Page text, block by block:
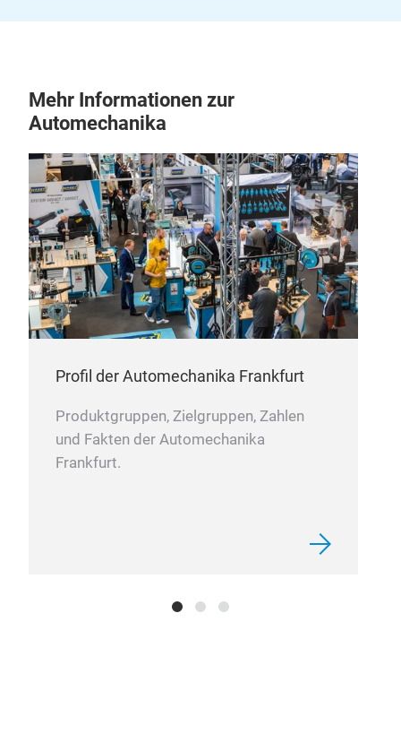
Mehr Informationen zur
Automechanika
Profil der Automechanika Frankfurt
Produktgruppen, Zielgruppen, Zahlen
und Fakten der Automechanika
Frankfurt.